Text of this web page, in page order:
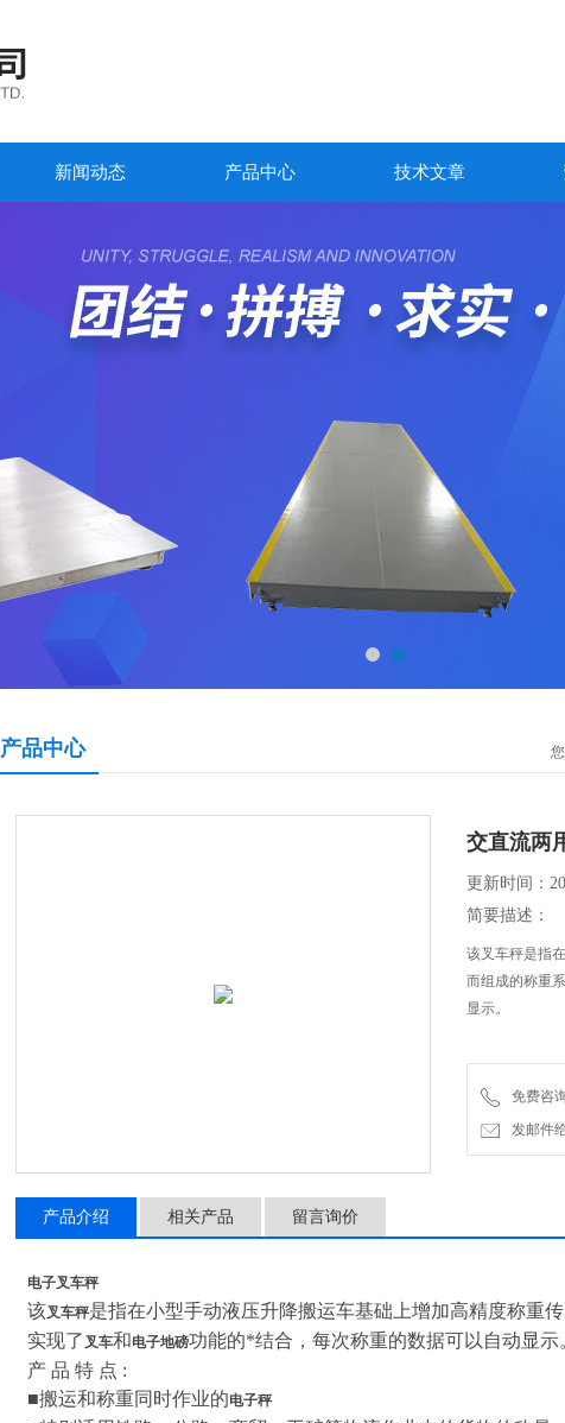
新闻动态 产品中心 技术文章
产品中心
交直流两
更新时间：
简要描述：
该叉车秤是指
而组成的称重
显示。
免费咨
发邮件
产品介绍 相关产品 留言询价
电子叉车秤
该叉车秤是指在小型手动液压升降搬运车基础上增加高精度称重
实现了 叉车和电子地磅功能的*结合 ，每次称重的数据可以自动显示
产 品 特 点 :
■搬运和称重同时作业的电子秤